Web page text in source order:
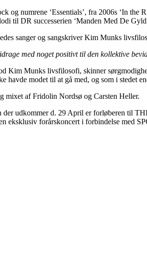
numrene ‘Essentials’, fra 2006s ‘In the
til DR successerien ‘Manden Med De
sanger og sangskriver Kim Munks
med noget positivt til den kollektive
Kim Munks livsfilosofi, skinner
modet til at gå med, og som i stedet
mixet af Fridolin Nordsø og Carsten Heller.
der udkommer d. 29 April er forløberen til
forårskoncert i forbindelse med